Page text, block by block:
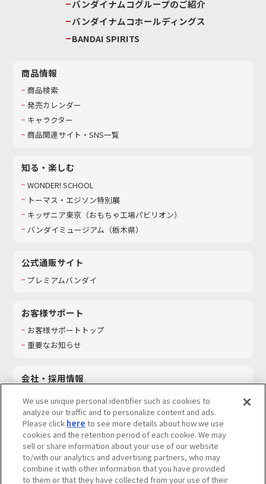
バンダイナムコグループのご紹介
バンダイナムコホールディングス
BANDAI SPIRITS
商品情報
商品検索
発売カレンダー
キャラクター
商品関連サイト・SNS一覧
知る・楽しむ
WONDER! SCHOOL
トーマス・エジソン特別展
キッザニア東京（おもちゃ工場パビリオン）​
バンダイミュージアム（栃木県）
公式通販サイト
プレミアムバンダイ
お客様サポート
お客様サポートトップ
重要なお知らせ
会社・採用情報
採用情報
サステナビリティ
お問い合わせ
We use unique personal identifier such as cookies to
analyze our traffic and to personalize content and ads.
Please click here to see more details about how we use
cookies and the retention period of each cookie. We may
sell or share information about your use of our website
to/with our analytics and advertising partners, who may
combine it with other information that you have provided
to them or that they have collected from your use of their